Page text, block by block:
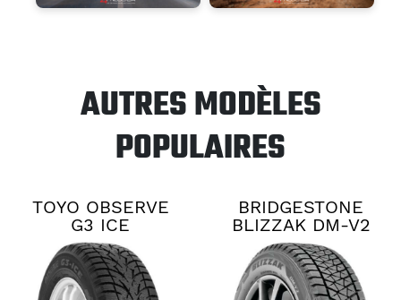
AUTRES MODÈLES
POPULAIRES
TOYO OBSERVE
G3 ICE
BRIDGESTONE
BLIZZAK DM-V2